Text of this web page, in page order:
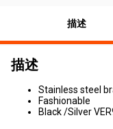
描述
描述
Stainless steel
Fashionable
Black /Silver